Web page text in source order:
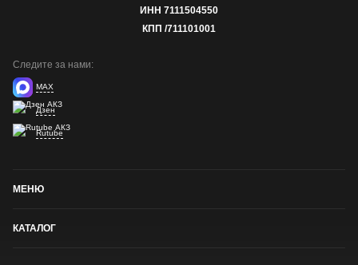
ИНН 7111504550
КПП /711101001
Следите за нами:
MAX
Дзен
Rutube
МЕНЮ
КАТАЛОГ